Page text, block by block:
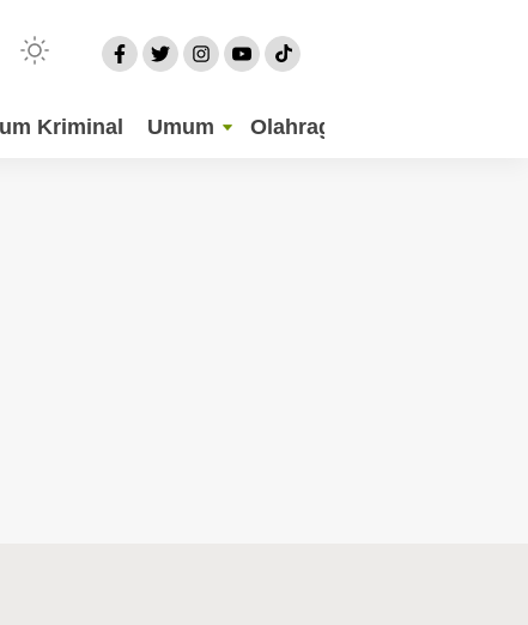
Kriminal Umum Olahraga